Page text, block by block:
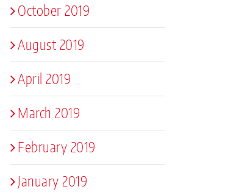
October 2019
August 2019
April 2019
March 2019
February 2019
January 2019